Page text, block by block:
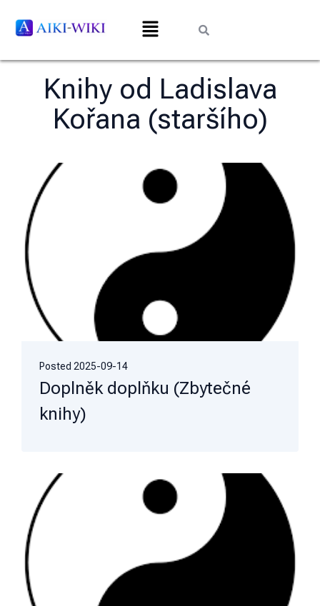
Knihy od Ladislava
Kořana (staršího)
Posted 2025-09-14
Doplněk doplňku (Zbytečné
knihy)